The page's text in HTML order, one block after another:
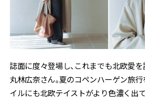
誌面に度々登場し、これまでも北欧愛
丸林広奈さん。夏のコペンハーゲン旅行
イルにも北欧テイストがより色濃く出